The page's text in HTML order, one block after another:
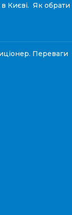
Києві. Як обрати
Переваги